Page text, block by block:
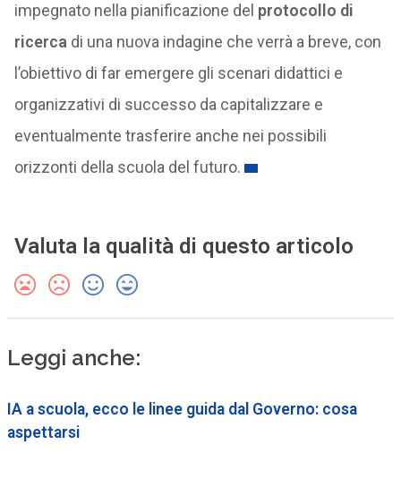
impegnato nella pianificazione del protocollo di
ricerca di una nuova indagine che verrà a breve, con
l’obiettivo di far emergere gli scenari didattici e
organizzativi di successo da capitalizzare e
eventualmente trasferire anche nei possibili
orizzonti della scuola del futuro.
Valuta la qualità di questo articolo
Leggi anche:
IA a scuola, ecco le linee guida dal Governo: cosa
aspettarsi